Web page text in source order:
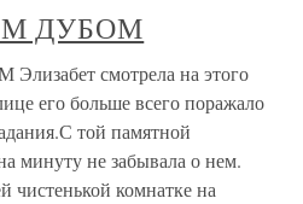
ДУБОМ
смотрела на этого
его больше всего поражало
той памятной
минуту не забывала о нем.
чистенькой комнатке на